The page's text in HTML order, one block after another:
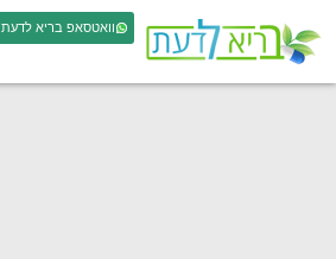
וואטסאפ בריא לדעת